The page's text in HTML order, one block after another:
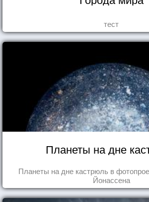
тест
Планеты на дне
Планеты на дне кастрюль в
Йонассена